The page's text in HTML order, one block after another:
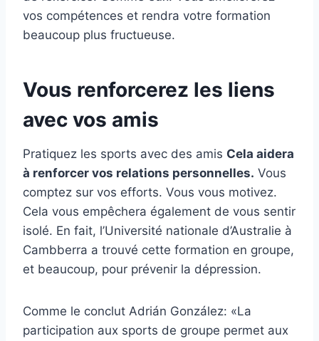
vos compétences et rendra votre formation
beaucoup plus fructueuse.
Vous renforcerez les liens
avec vos amis
Pratiquez les sports avec des amis Cela aidera
à renforcer vos relations personnelles. Vous
comptez sur vos efforts. Vous vous motivez.
Cela vous empêchera également de vous sentir
isolé. En fait, l’Université nationale d’Australie à
Cambberra a trouvé cette formation en groupe,
et beaucoup, pour prévenir la dépression.
Comme le conclut Adrián González: «La
participation aux sports de groupe permet aux